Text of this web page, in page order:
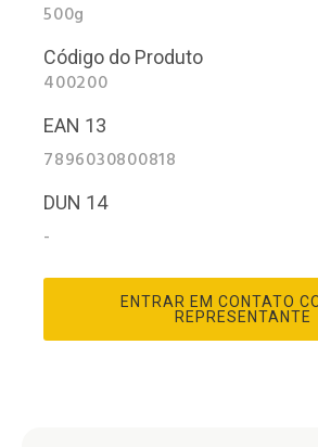
500g
Código do Produto
400200
EAN 13
7896030800818
DUN 14
-
ENTRAR EM CONTATO
REPRESENTANTE